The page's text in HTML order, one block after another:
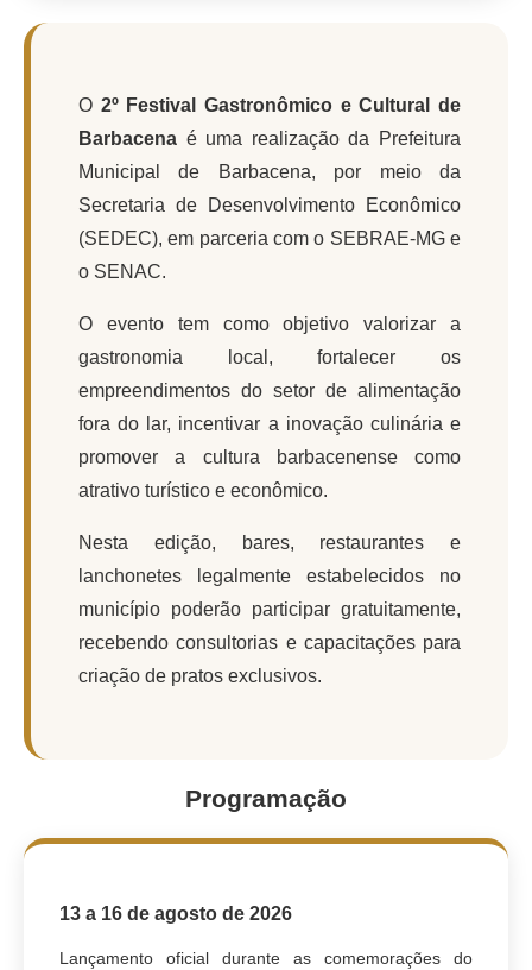
PNAB 2026 - Ciclo 2
Plano Diretor e Mobilidade Urbana
Festival Gastronômico
Plano Municipal de Saneamento Básico
Regularização de bairros
Carta de Serviços
Arquivos para Download
Legislação
Transparência
O 2º Festival Gastronômico e Cultural de
Barbacena é uma realização da Prefeitura
Municipal de Barbacena, por meio da
Secretaria de Desenvolvimento Econômico
(SEDEC), em parceria com o SEBRAE-MG e
o SENAC.
O evento tem como objetivo valorizar a
gastronomia local, fortalecer os
empreendimentos do setor de alimentação
fora do lar, incentivar a inovação culinária e
promover a cultura barbacenense como
atrativo turístico e econômico.
Nesta edição, bares, restaurantes e
lanchonetes legalmente estabelecidos no
município poderão participar gratuitamente,
recebendo consultorias e capacitações para
criação de pratos exclusivos.
Programação
13 a 16 de agosto de 2026
Lançamento oficial durante as comemorações do